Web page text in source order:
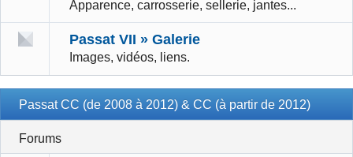
Apparence, carrosserie, sellerie, jantes...
Passat VII » Galerie
Images, vidéos, liens.
Passat CC (de 2008 à 2012) & CC (à partir de 2012)
Forums